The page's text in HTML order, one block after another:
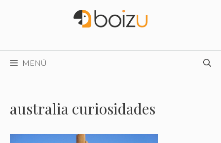
MENÚ
australia curiosidades